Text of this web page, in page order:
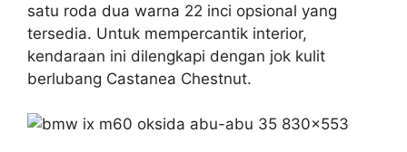
satu roda dua warna 22 inci opsional yang
tersedia. Untuk mempercantik interior,
kendaraan ini dilengkapi dengan jok kulit
berlubang Castanea Chestnut.